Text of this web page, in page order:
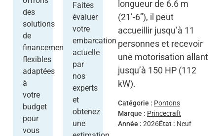
des
solutions
de
financement
flexibles
adaptées
à
votre
budget
pour
vous
Faites
évaluer
votre
embarcation
actuelle
par
nos
experts
et
obtenez
une
longueur de 6.6 m
(21’-6”), il peut
accueillir jusqu’à 11
personnes et recevoir
une motorisation allant
jusqu’à 150 HP (112
kW).
Catégorie : Pontons
Marque : Princecraft
Année : 2026État : Neuf